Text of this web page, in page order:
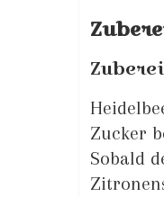
Zucker
Sobald